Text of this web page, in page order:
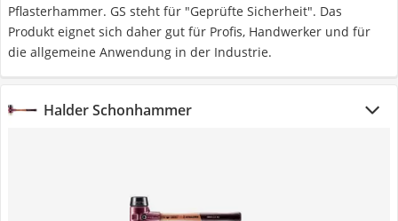
Pflasterhammer. GS steht für "Geprüfte Sicherheit". Das
Produkt eignet sich daher gut für Profis, Handwerker und für
die allgemeine Anwendung in der Industrie.
Halder Schonhammer